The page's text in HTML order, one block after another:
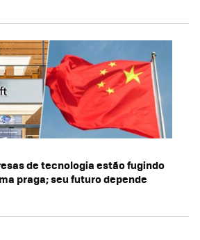
de tecnologia estão fugindo
praga; seu futuro depende